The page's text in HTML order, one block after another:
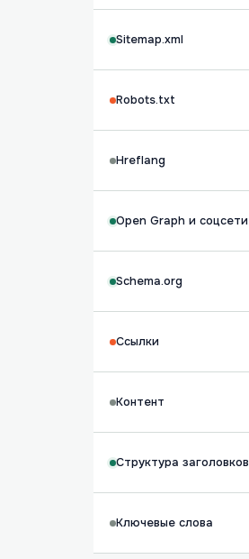
Sitemap.xml
Robots.txt
Hreflang
Open Graph и соцсети
Schema.org
Ссылки
Контент
Структура заголовков
Ключевые слова